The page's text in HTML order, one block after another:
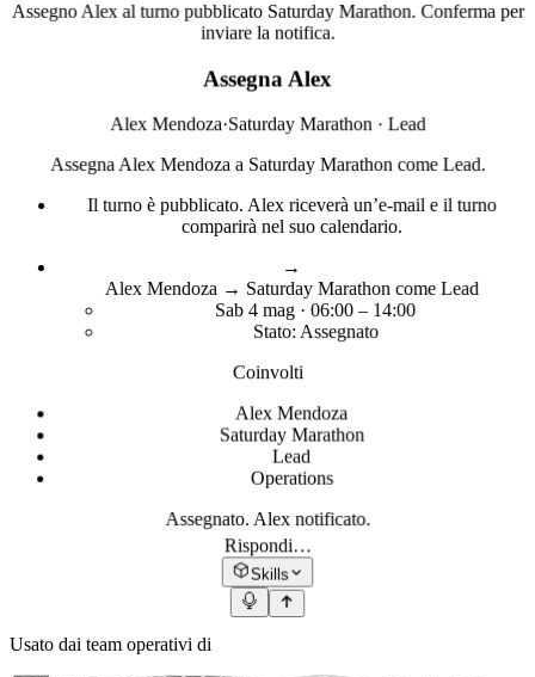
Assegno Alex al turno pubblicato Saturday Marathon. Conferma per
inviare la notifica.
Assegna Alex
Alex Mendoza·Saturday Marathon · Lead
Assegna Alex Mendoza a Saturday Marathon come Lead.
Il turno è pubblicato. Alex riceverà un’e-mail e il turno
comparirà nel suo calendario.
→
Alex Mendoza → Saturday Marathon come Lead
Sab 4 mag · 06:00 – 14:00
Stato: Assegnato
Coinvolti
Alex Mendoza
Saturday Marathon
Lead
Operations
Assegnato. Alex notificato.
Rispondi…
Skills
Usato dai team operativi di